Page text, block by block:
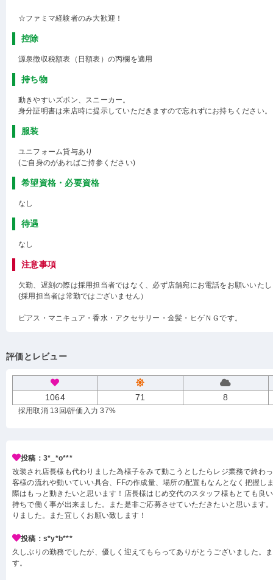
☆ファミマ経験者のみ大歓迎！
控除
源泉徴収税額表（日額表）の丙欄を適用
持ち物
動きやすいズボン、スニーカー。
身分証明書は来店時に提示していただきますので忘れずにお持ちください。
服装
ユニフォーム貸与あり
(ご自身のがあればご持参ください)
希望資格・必要資格
なし
待遇
なし
注意事項
欠勤、遅刻の際は採用担当者ではなく、必ず店舗宛にお電話をお願いいた
(採用担当者は常勤ではございません）
ピアス・マニキュア・香水・アクセサリー・金髪・ヒゲＮＧです。
評価とレビュー
1064 71 8
採用取消 13回/評価入力 37%
投稿：3*_*o***
改装され店長様も代わりました為様子をみて動こうとしたらレジ業務で終わ
客様の流れや動いていい具合、FFの作成量、場所の配置もなんとなく把握し
際はもっと動きたいと思います！店長様はじめ交代のスタッフ様もとても良
持ちで働く事が出来ました。また是非ご応募させていただきたいと思います
りました。また宜しくお願い致します！
投稿：s*y*b***
久しぶりの勤務でしたが、優しく迎えてもらってありがとうございました。
す。